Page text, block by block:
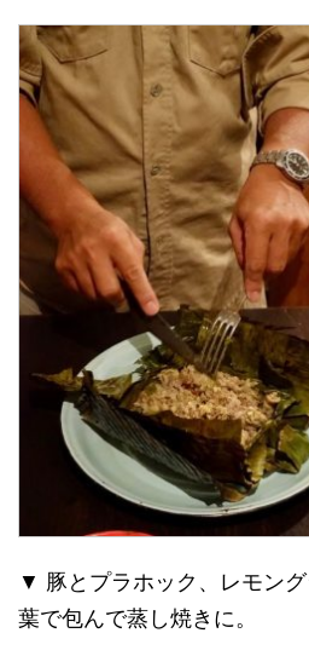
▼ 豚とプラホック、レモン
葉で包んで蒸し焼きに。